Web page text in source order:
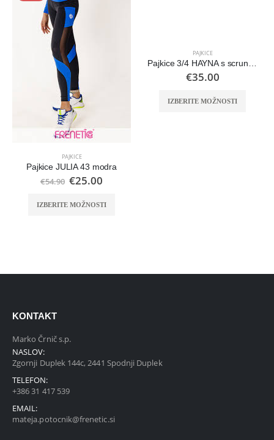
PAJKICE
Pajkice JULIA 43 modra
€54.90 €25.00
IZBERITE MOŽNOSTI
PAJKICE
€35.00
IZBERITE MOŽNOSTI
KONTAKT
Marko Črnič s.p.
NASLOV:
Zgornji Duplek 144c, 2441 Spodnji Duplek
TELEFON:
+386 31 417 539
EMAIL:
mateja.potocnik@frenetic.si